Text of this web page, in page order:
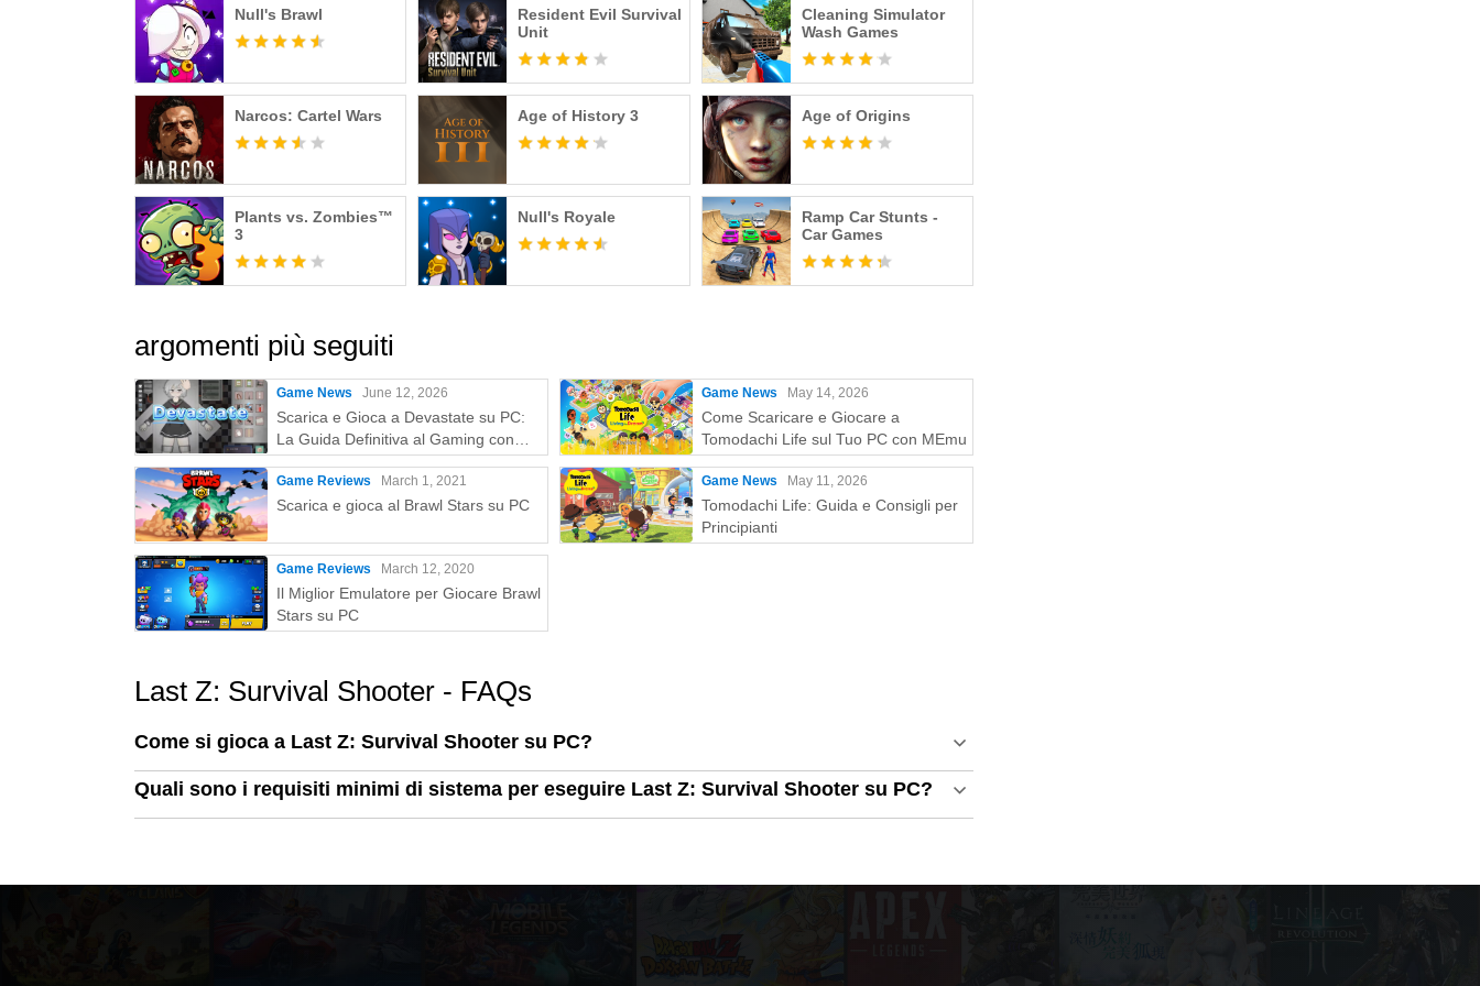
Null's Brawl
Resident Evil Survival
Unit
Cleaning Simulator
Wash Games
Narcos: Cartel Wars Age of History 3 Age of Origins
Plants vs. Zombies™
3
Null's Royale
Ramp Car Stunts -
Car Games
argomenti più seguiti
Game News June 12, 2026
Scarica e Gioca a Devastate su PC:
La Guida Definitiva al Gaming con
MEmu Play
Game Reviews March 1, 2021
Scarica e gioca al Brawl Stars su PC
Game Reviews March 12, 2020
Il Miglior Emulatore per Giocare Brawl
Stars su PC
Game News May 14, 2026
Come Scaricare e Giocare a
Tomodachi Life sul Tuo PC con MEmu
Game News May 11, 2026
Tomodachi Life: Guida e Consigli per
Principianti
Last Z: Survival Shooter - FAQs
Come si gioca a Last Z: Survival Shooter su PC?
Quali sono i requisiti minimi di sistema per eseguire Last Z: Survival Shooter su PC?